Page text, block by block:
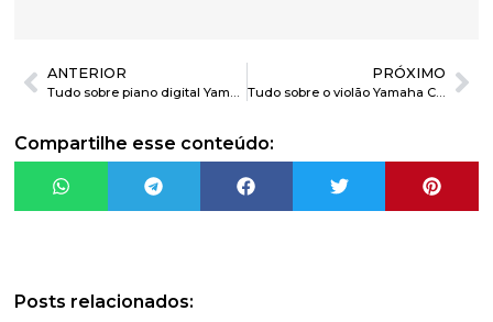
ANTERIOR
Tudo sobre piano digital Yamaha P125
PRÓXIMO
Tudo sobre o violão Yamaha C80
Compartilhe esse conteúdo:
Posts relacionados: